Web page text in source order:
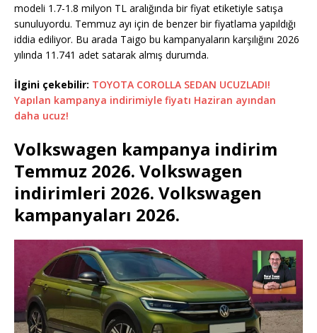
modeli 1.7-1.8 milyon TL aralığında bir fiyat etiketiyle satışa
sunuluyordu. Temmuz ayı için de benzer bir fiyatlama yapıldığı
iddia ediliyor. Bu arada Taigo bu kampanyaların karşılığını 2026
yılında 11.741 adet satarak almış durumda.
İlgini çekebilir: TOYOTA COROLLA SEDAN UCUZLADI!
Yapılan kampanya indirimiyle fiyatı Haziran ayından
daha ucuz!
Volkswagen kampanya indirim
Temmuz 2026. Volkswagen
indirimleri 2026. Volkswagen
kampanyaları 2026.